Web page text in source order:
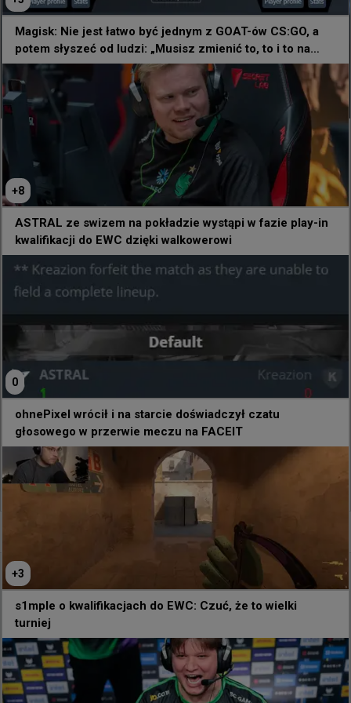
alex: W Hiszpanii nie ma snajperów, są
tylko SunPayus i Martinez, a obaj mają
już drużyny
Problem polega na tym, że w Hiszpanii
nie ma snajperów, są tylko SunPayus i
Martinez, a obaj mają już drużyny. Z tego powodu
bardzo ciężko jest nam znaleźć AWPera, a
uważam, że w tej grze dobry snajper robi różnicę.
Więc tak, oczywiście jesteśmy zmuszeni do gry w
składzie międzynarodowym.
Martinez opuścił drużynę, nie mieliśmy czasu na
przygotowania. Mieliśmy przed sobą wydarzenie,
turniej Stake, i musieliśmy z kimś zagrać, dlatego
wybraliśmy Joeya. Oczywiście chcielibyśmy grać
w pełni hiszpańskim składem, ale myślę, że
będzie to naprawdę trudne.
- Antonio "⁠MartinezSa⁠" Martinez
Źródło: HLTV
Magisk: Nie jest łatwo być jednym z GOAT-ów CS:GO, a
potem słyszeć od ludzi: „Musisz zmienić to, to i to na
niektórych mapach”
+8
ASTRAL ze swizem na pokładzie wystąpi w fazie play-in
kwalifikacji do EWC dzięki walkowerowi
0
ohnePixel wrócił i na starcie doświadczył czatu
głosowego w przerwie meczu na FACEIT
+3
s1mple o kwalifikacjach do EWC: Czuć, że to wielki
turniej